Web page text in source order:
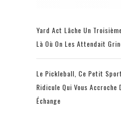
Yard Act Lâche Un
Là Où On Les Attendait
Le Pickleball, Ce Petit
Ridicule Qui Vous Accroche
Échange